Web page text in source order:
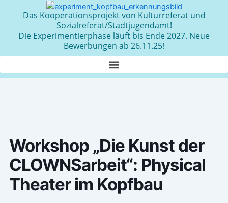
Das Kooperationsprojekt von Kulturreferat und
Sozialreferat/Stadtjugendamt!
Die Experimentierphase läuft bis Ende 2027. Neue
Bewerbungen ab 26.11.25!
Workshop „Die Kunst der
CLOWNSarbeit“: Physical
Theater im Kopfbau